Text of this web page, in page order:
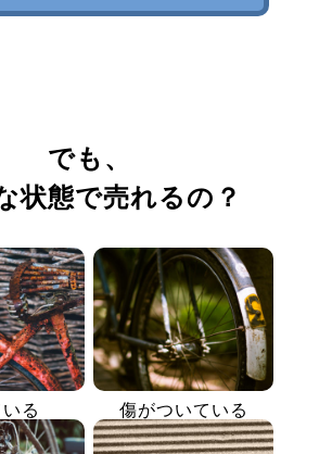
でも、
状態で売れるの？
る 傷がついている